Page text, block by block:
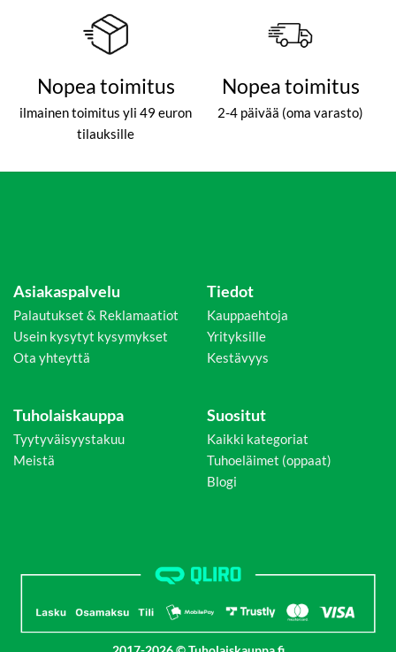
Nopea toimitus
ilmainen toimitus yli 49 euron
tilauksille
Nopea toimitus
2-4 päivää (oma varasto)
Asiakaspalvelu
Palautukset & Reklamaatiot
Usein kysytyt kysymykset
Ota yhteyttä
Tiedot
Kauppaehtoja
Yrityksille
Kestävyys
Tuholaiskauppa
Tyytyväisyystakuu
Meistä
Suositut
Kaikki kategoriat
Tuhoeläimet (oppaat)
Blogi